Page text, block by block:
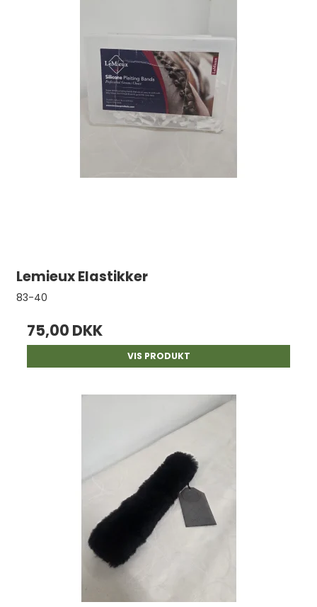
Lemieux Elastikker
83-40
75,00 DKK
VIS PRODUKT